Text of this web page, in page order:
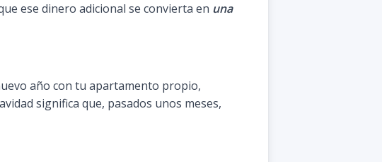
ese dinero adicional se convierta en una
año con tu apartamento propio,
significa que, pasados unos meses,